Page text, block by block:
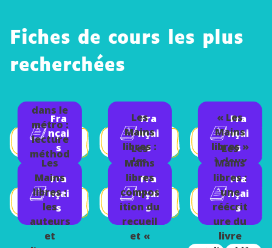
Fiches de cours les plus
recherchées
Fra
nçai
s
dans le
métro :
lecture
méthod
ique,
l'explici
te
Fra
nçai
s
Les
Mains
libres :
les
auteurs
et
Fra
nçai
s
Les
Mains
libres :
les
thèmes
Fra
nçai
s
Les
Mains
libres
compos
ition du
recueil
et «
Fra
nçai
s
« Les
Mains
libres »
à deux
mains
Fra
nçai
s
Les
Mains
libres :
une
réécrit
ure du
livre